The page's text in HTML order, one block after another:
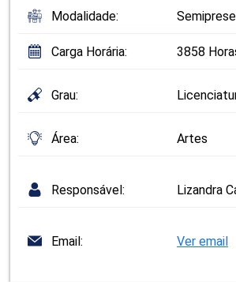
Modalidade:
Carga Horária: 3858
Grau:
Área: Artes
Responsável: Lizandra
Email: Ver email